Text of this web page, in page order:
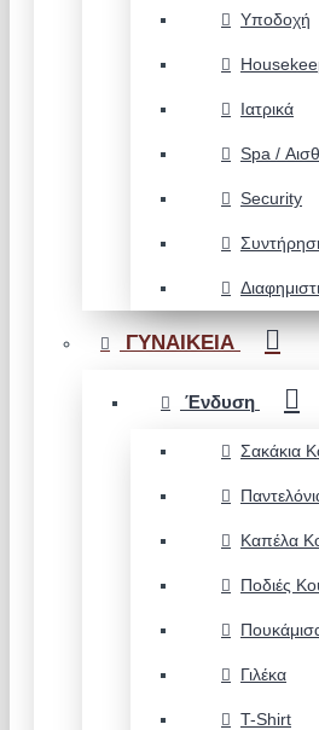
Υποδοχή
Ιατρικά
Spa /
Security
ΓΥΝΑΙΚΕΙΑ
Ένδυση
Σακάκια
Καπέλα
Ποδιές
Γιλέκα
T-Shirt